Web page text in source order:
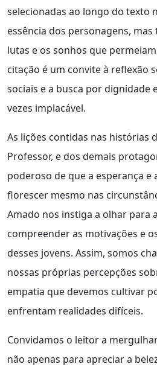
selecionadas ao longo do texto
essência dos personagens,
lutas e os sonhos que
citação é um convite à reflexão
sociais e a busca por dignidade
vezes implacável.
As lições contidas nas histórias
Professor, e dos demais
poderoso de que a esperança e
florescer mesmo nas
Amado nos instiga a olhar para
compreender as motivações e
desses jovens. Assim, somos
nossas próprias percepções
empatia que devemos cultivar
enfrentam realidades difíceis.
Convidamos o leitor a
não apenas para apreciar a